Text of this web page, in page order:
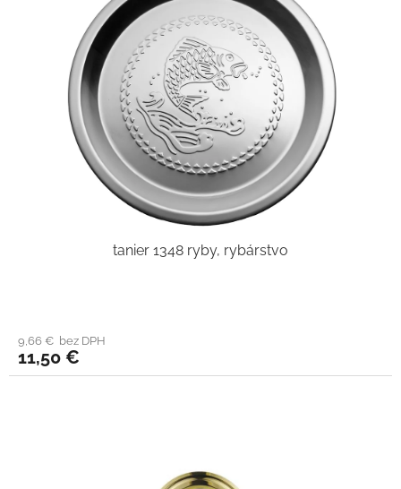
tanier 1348 ryby, rybárstvo
9,66 € bez DPH
11,50 €